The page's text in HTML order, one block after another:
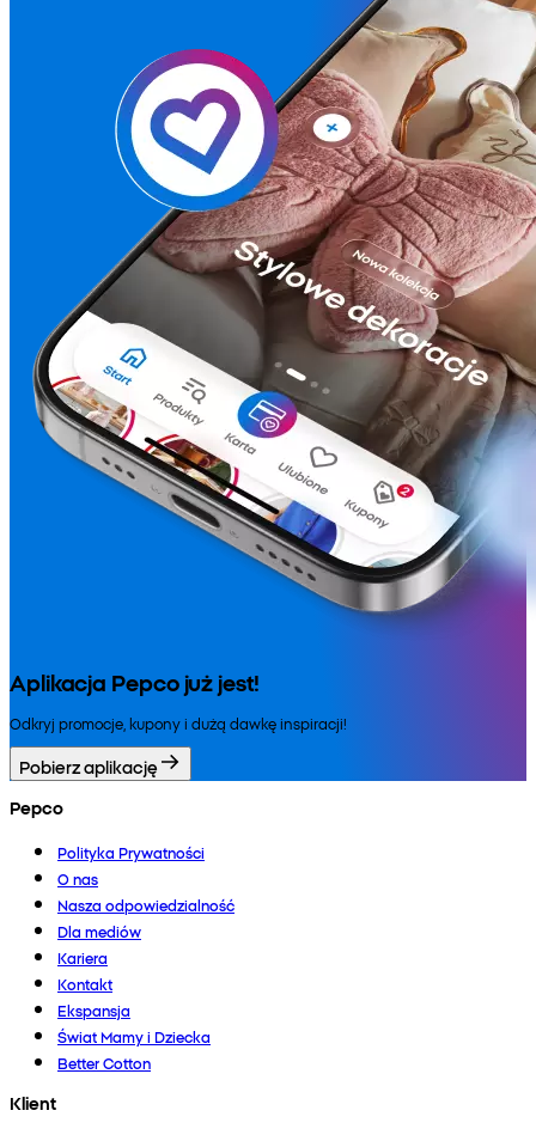
Aplikacja Pepco już jest!
Odkryj promocje, kupony i dużą dawkę inspiracji!
Pobierz aplikację
Pepco
Polityka Prywatności
O nas
Nasza odpowiedzialność
Dla mediów
Kariera
Kontakt
Ekspansja
Świat Mamy i Dziecka
Better Cotton
Klient